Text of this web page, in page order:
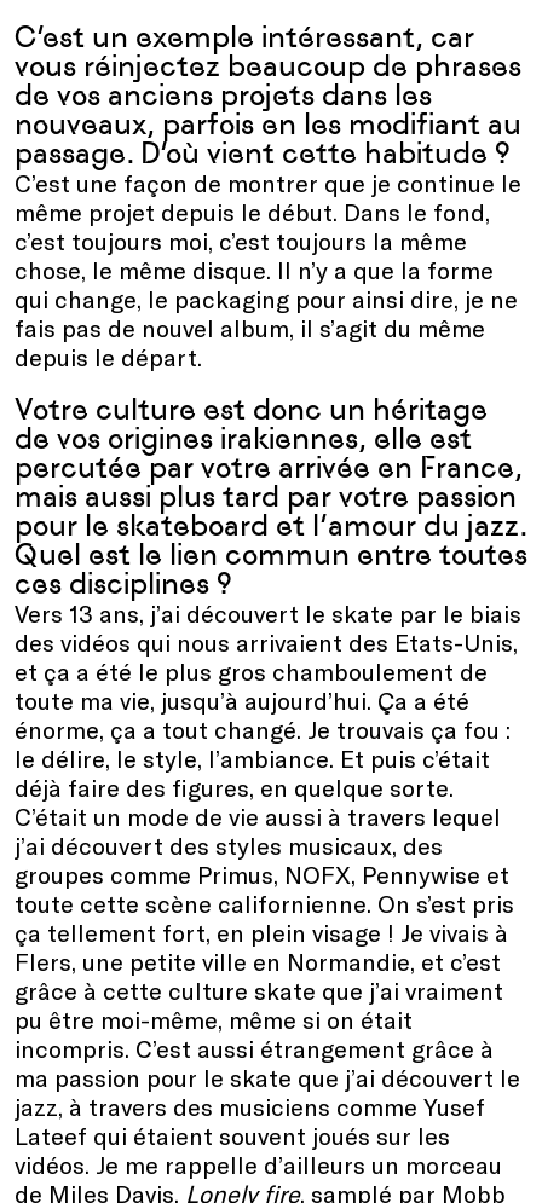
C’est un exemple intéressant, car
vous réinjectez beaucoup de phrases
de vos anciens projets dans les
nouveaux, parfois en les modifiant au
passage. D’où vient cette habitude ?
C’est une façon de montrer que je continue le
même projet depuis le début. Dans le fond,
c’est toujours moi, c’est toujours la même
chose, le même disque. Il n’y a que la forme
qui change, le packaging pour ainsi dire, je ne
fais pas de nouvel album, il s’agit du même
depuis le départ.
Votre culture est donc un héritage
de vos origines irakiennes, elle est
percutée par votre arrivée en France,
mais aussi plus tard par votre passion
pour le skateboard et l’amour du jazz.
Quel est le lien commun entre toutes
ces disciplines ?
Vers 13 ans, j’ai découvert le skate par le biais
des vidéos qui nous arrivaient des Etats-Unis,
et ça a été le plus gros chamboulement de
toute ma vie, jusqu’à aujourd’hui. Ça a été
énorme, ça a tout changé. Je trouvais ça fou :
le délire, le style, l’ambiance. Et puis c’était
déjà faire des figures, en quelque sorte.
C’était un mode de vie aussi à travers lequel
j’ai découvert des styles musicaux, des
groupes comme Primus, NOFX, Pennywise et
toute cette scène californienne. On s’est pris
ça tellement fort, en plein visage ! Je vivais à
Flers, une petite ville en Normandie, et c’est
grâce à cette culture skate que j’ai vraiment
pu être moi-même, même si on était
incompris. C’est aussi étrangement grâce à
ma passion pour le skate que j’ai découvert le
jazz, à travers des musiciens comme Yusef
Lateef qui étaient souvent joués sur les
vidéos. Je me rappelle d’ailleurs un morceau
de Miles Davis, Lonely fire, samplé par Mobb